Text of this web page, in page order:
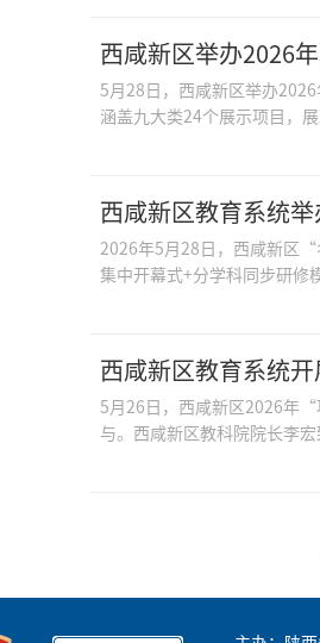
西咸新区举办2026
5月28日，西咸新区举办
涵盖九大类24个展示项目，
西咸新区教育系统
2026年5月28日，西咸新区“
集中开幕式+分学科同步研修
西咸新区教育系统
5月26日，西咸新区2026年
与。西咸新区教科院院长李